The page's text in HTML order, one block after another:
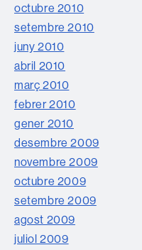
octubre 2010
setembre 2010
juny 2010
abril 2010
març 2010
febrer 2010
gener 2010
desembre 2009
novembre 2009
octubre 2009
setembre 2009
agost 2009
juliol 2009